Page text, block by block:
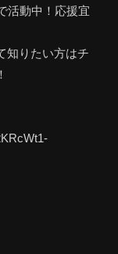
活動中！応援宜
知りたい方はチ